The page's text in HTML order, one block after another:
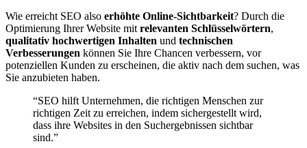
Wie erreicht SEO also erhöhte Online-Sichtbarkeit? Durch die
Optimierung Ihrer Website mit relevanten Schlüsselwörtern,
qualitativ hochwertigen Inhalten und technischen
Verbesserungen können Sie Ihre Chancen verbessern, vor
potenziellen Kunden zu erscheinen, die aktiv nach dem suchen, was
Sie anzubieten haben.
“SEO hilft Unternehmen, die richtigen Menschen zur
richtigen Zeit zu erreichen, indem sichergestellt wird,
dass ihre Websites in den Suchergebnissen sichtbar
sind.”